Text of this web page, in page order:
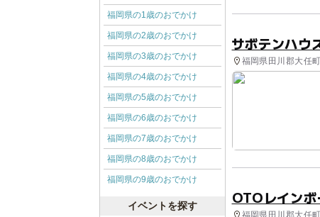
サボテンハウ
福岡県田川郡大任
OTOレインボ
福岡県田川郡大任
福岡県の1歳のおでかけ
福岡県の2歳のおでかけ
福岡県の3歳のおでかけ
福岡県の4歳のおでかけ
福岡県の5歳のおでかけ
福岡県の6歳のおでかけ
福岡県の7歳のおでかけ
福岡県の8歳のおでかけ
福岡県の9歳のおでかけ
イベントを探す